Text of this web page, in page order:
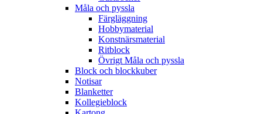
Måla och pyssla
Färgläggning
Hobbymaterial
Konstnärsmaterial
Ritblock
Övrigt Måla och pyssla
Block och blockkuber
Notisar
Blanketter
Kollegieblock